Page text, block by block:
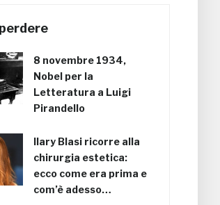
8 novembre 1934,
Nobel per la
Letteratura a Luigi
Pirandello
Ilary Blasi ricorre alla
chirurgia estetica:
ecco come era prima e
com’è adesso…